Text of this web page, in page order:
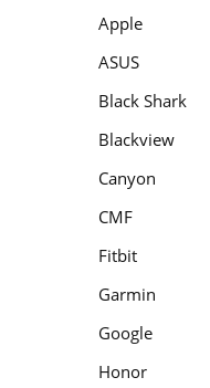
Apple
ASUS
Black Shark
Blackview
Canyon
CMF
Fitbit
Garmin
Google
Honor